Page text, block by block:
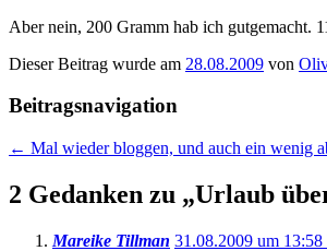
Aber nein, 200 Gramm hab ich gutgemacht.
Dieser Beitrag wurde am 28.08.2009 von
Beitragsnavigation
← Mal wieder bloggen, und auch ein wenig
2 Gedanken zu „Urlaub
Mareike Tillman 31.08.2009 um